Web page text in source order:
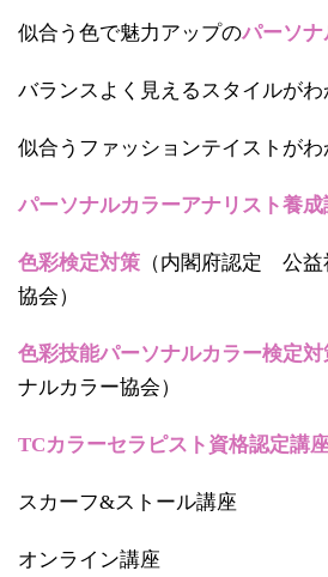
似合う色で魅力アップのパーソ
バランスよく見えるスタイルがわ
似合うファッションテイストがわ
パーソナルカラーアナリスト養成
色彩検定対策 （内閣府認定 公
協会）
色彩技能パーソナルカラー検定対
ナルカラー協会）
TCカラーセラピスト資格認定講
スカーフ&ストール講座
オンライン講座